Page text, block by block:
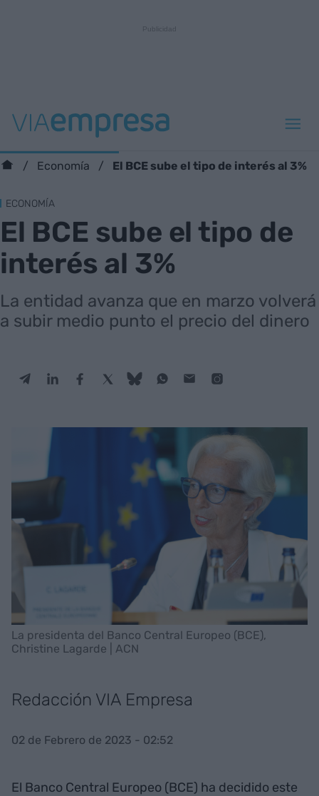
Economía El BCE sube el tipo de interés al 3%
ECONOMÍA
El BCE sube el tipo de
interés al 3%
La entidad avanza que en marzo volverá
a subir medio punto el precio del dinero
La presidenta del Banco Central Europeo (BCE),
Christine Lagarde | ACN
Redacción VIA Empresa
02 de Febrero de 2023 - 02:52
El Banco Central Europeo (BCE) ha decidido este